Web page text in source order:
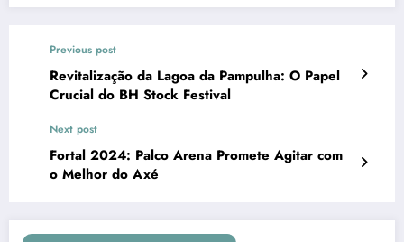
Previous post
Revitalização da Lagoa da Pampulha: O Papel
Crucial do BH Stock Festival
Next post
Fortal 2024: Palco Arena Promete Agitar com
o Melhor do Axé